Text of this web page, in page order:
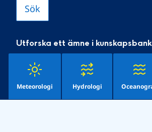
Utforska ett ämne i
Meteorologi Hydrologi